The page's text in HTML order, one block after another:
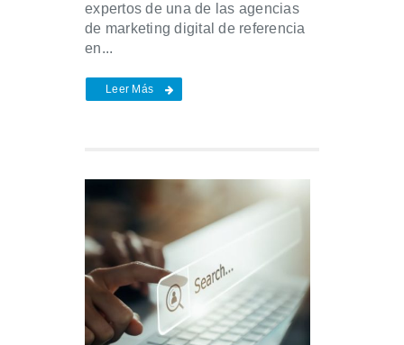
expertos de una de las agencias
de marketing digital de referencia
en...
Leer Más